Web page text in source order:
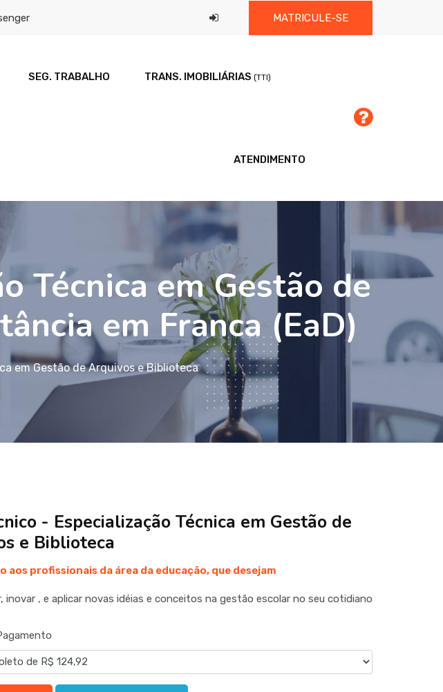
MATRICULE-SE
SEG. TRABALHO TRANS. IMOBILIÁRIAS (TTI)
ATENDIMENTO
Técnica em Gestão de
em Franca (EaD)
em Gestão de Arquivos e Biblioteca
- Especialização Técnica em Gestão de
e Biblioteca
aos profissionais da área da educação, que desejam
inovar , e aplicar novas idéias e conceitos na gestão escolar no seu cotidiano